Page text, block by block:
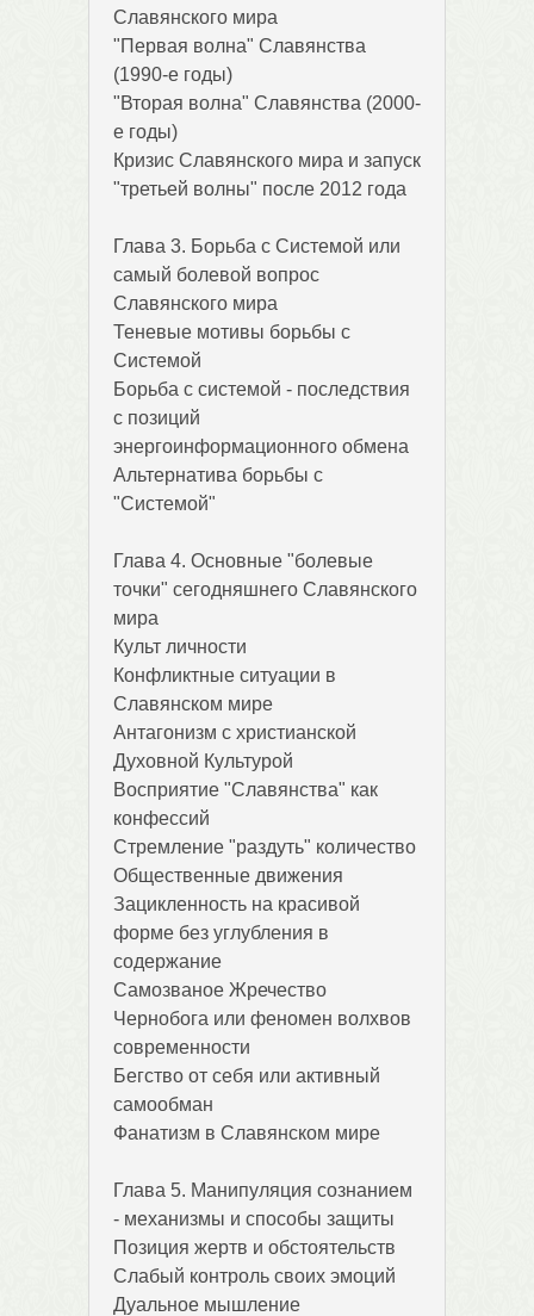
Славянского мира
"Первая волна" Славянства
(1990-е годы)
"Вторая волна" Славянства (2000-
е годы)
Кризис Славянского мира и запуск
"третьей волны" после 2012 года
Глава 3. Борьба с Системой или
самый болевой вопрос
Славянского мира
Теневые мотивы борьбы с
Системой
Борьба с системой - последствия
с позиций
энергоинформационного обмена
Альтернатива борьбы с
"Системой"
Глава 4. Основные "болевые
точки" сегодняшнего Славянского
мира
Культ личности
Конфликтные ситуации в
Славянском мире
Антагонизм с христианской
Духовной Культурой
Восприятие "Славянства" как
конфессий
Стремление "раздуть" количество
Общественные движения
Зацикленность на красивой
форме без углубления в
содержание
Самозваное Жречество
Чернобога или феномен волхвов
современности
Бегство от себя или активный
самообман
Фанатизм в Славянском мире
Глава 5. Манипуляция сознанием
- механизмы и способы защиты
Позиция жертв и обстоятельств
Слабый контроль своих эмоций
Дуальное мышление